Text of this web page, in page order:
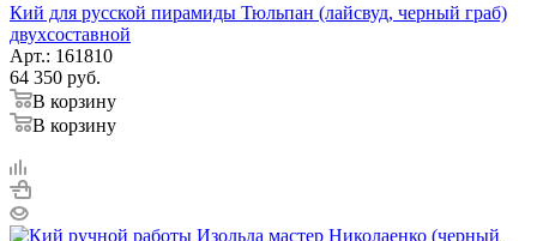
Кий для русской пирамиды Тюльпан (лайсвуд, черный граб)
двухсоставной
Арт.: 161810
64 350 руб.
В корзину
В корзину